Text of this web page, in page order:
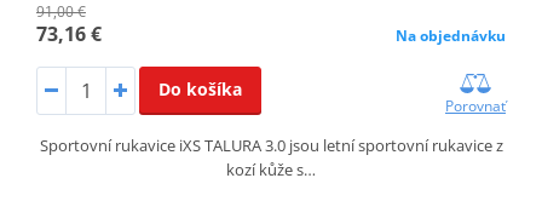
91,00 €
73,16 € Na objednávku
Do košíka
Porovnať
Sportovní rukavice iXS TALURA 3.0 jsou letní sportovní rukavice z
kozí kůže s…